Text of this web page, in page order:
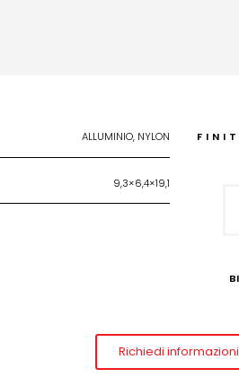
ALLUMINIO, NYLON
9,3×6,4×19,1
Richiedi informazioni